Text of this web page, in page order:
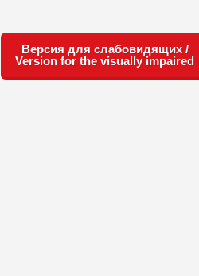
Версия для слабовидящих /
Version for the visually impaired